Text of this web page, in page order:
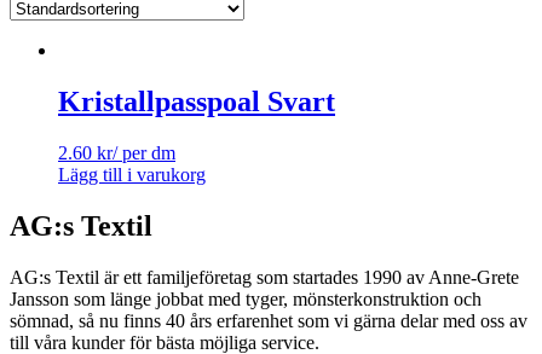
Kristallpasspoal Svart
2.60 kr/ per dm
Lägg till i varukorg
AG:s Textil
AG:s Textil är ett familjeföretag som startades 1990 av Anne-Grete
Jansson som länge jobbat med tyger, mönsterkonstruktion och
sömnad, så nu finns 40 års erfarenhet som vi gärna delar med oss av
till våra kunder för bästa möjliga service.